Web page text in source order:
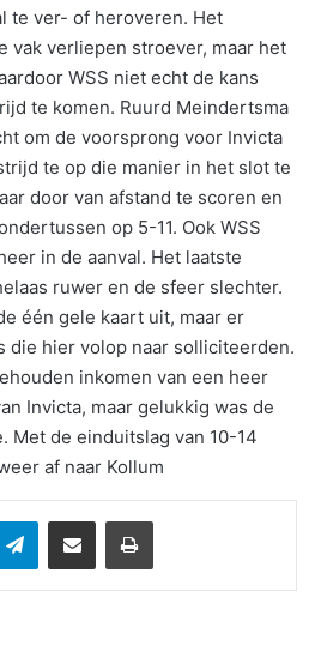
te ver- of heroveren. Het
vak verliepen stroever, maar het
WSS niet echt de kans
te komen. Ruurd Meindertsma
om de voorsprong voor Invicta
te op die manier in het slot te
door van afstand te scoren en
op 5-11. Ook WSS
in de aanval. Het laatste
ruwer en de sfeer slechter.
één gele kaart uit, maar er
die hier volop naar solliciteerden.
inkomen van een heer
Invicta, maar gelukkig was de
Met de einduitslag van 10-14
af naar Kollum
TelegramDelen via Email Print